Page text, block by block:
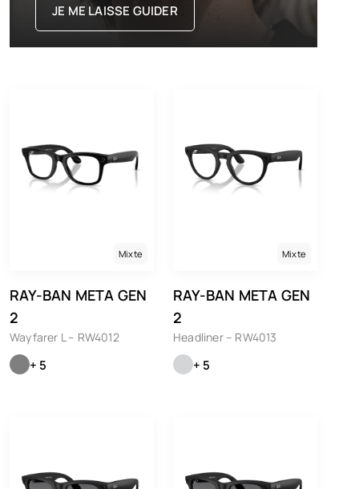
JE ME LAISSE GUIDER
Mixte
RAY-BAN META GEN
2
Wayfarer L – RW4012
+ 5
Mixte
RAY-BAN META GEN
2
Headliner – RW4013
+ 5